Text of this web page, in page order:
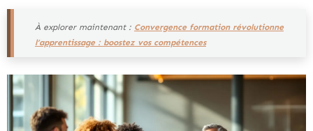
À explorer maintenant : Convergence formation révolutionne
l’apprentissage : boostez vos compétences